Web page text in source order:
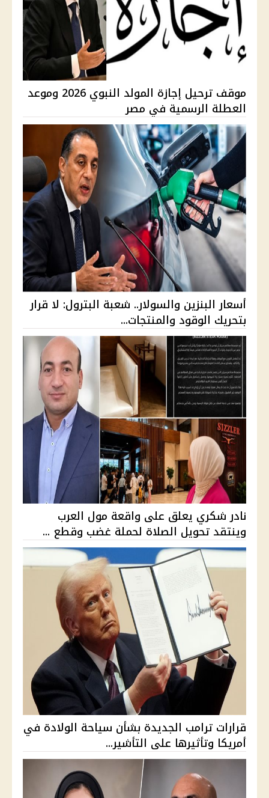
موقف ترحيل إجازة المولد النبوي 2026 وموعد
العطلة الرسمية في مصر
أسعار البنزين والسولار.. شعبة البترول: لا قرار
بتحريك الوقود والمنتجات...
نادر شكري يعلق على واقعة مول العرب
وينتقد تحويل الصلاة لحملة غضب وقطع ...
قرارات ترامب الجديدة بشأن سياحة الولادة في
أمريكا وتأثيرها على التأشير...